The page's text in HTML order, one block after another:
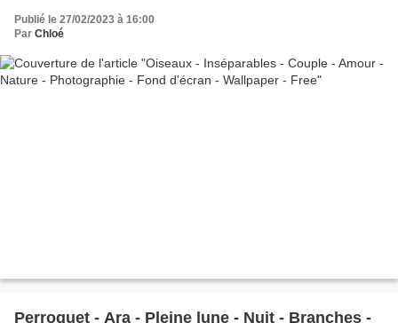
Publié le 27/02/2023 à 16:00
Par Chloé
Perroquet - Ara - Pleine lune - Nuit - Branches -